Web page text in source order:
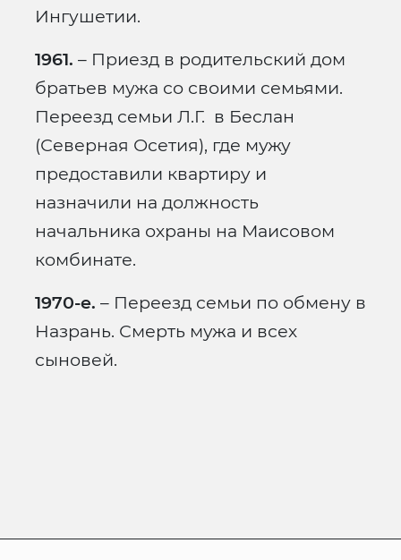
Ингушетии.
1961. – Приезд в родительский дом
братьев мужа со своими семьями.
Переезд семьи Л.Г. в Беслан
(Северная Осетия), где мужу
предоставили квартиру и
назначили на должность
начальника охраны на Маисовом
комбинате.
1970-е. – Переезд семьи по обмену в
Назрань. Смерть мужа и всех
сыновей.